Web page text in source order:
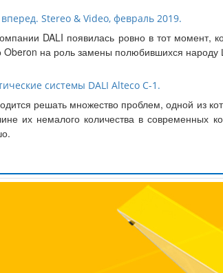
Stereo & Video, февраль 2019.
DALI появилась ровно в тот
Oberon на роль замены полюбившихся народу
системы DALI Alteco C-1.
решать множество проблем, одной из
их немалого количества в современных